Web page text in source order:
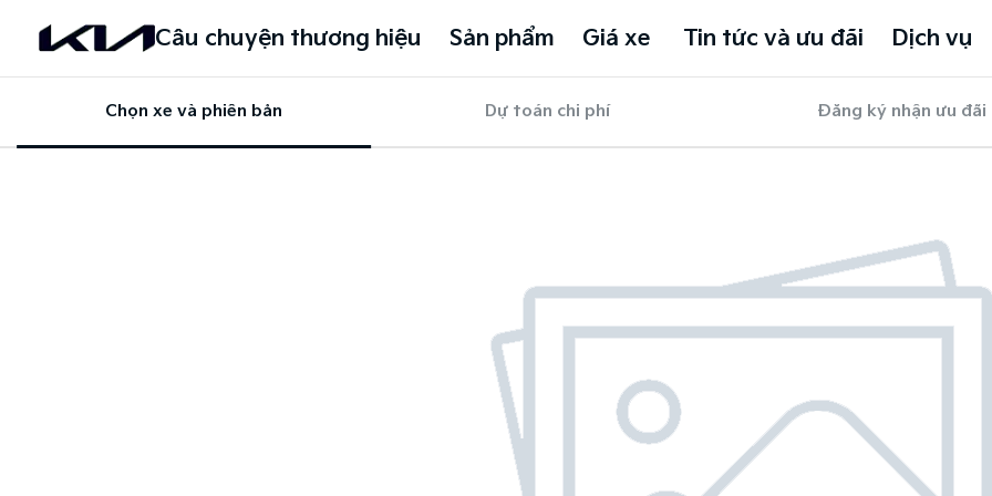
Câu chuyện thương hiệu Sản phẩm Giá xe Tin tức và ưu đãi Dịch vụ
Chọn xe và phiên bản Dự toán chi phí Đăng ký nhận ưu đãi